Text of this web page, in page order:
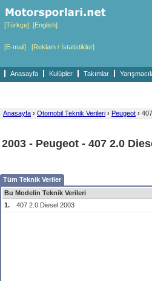
[Türkçe] [English]
[E-mail] [Reklam / İstatistikler]
Anasayfa Kulüpler Takımlar
Anasayfa › Otomobil Teknik Verileri › Peugeot ›
2003 - Peugeot - 407 2.0
Tüm Teknik Veriler
Bu Modelin Teknik Verileri
1.
407 2.0 Diesel 2003